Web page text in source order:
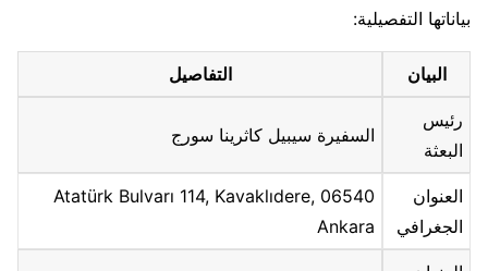
بياناتها التفصيلية:
البيان التفاصيل
رئيس
البعثة
السفيرة سيبيل كاثرينا سورج
العنوان
الجغرافي
Atatürk Bulvarı 114, Kavaklıdere, 06540
Ankara